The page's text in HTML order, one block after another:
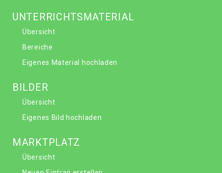
UNTERRICHTSMATERIAL
Übersicht
Bereiche
Eigenes Material hochladen
BILDER
Übersicht
Eigenes Bild hochladen
MARKTPLATZ
Übersicht